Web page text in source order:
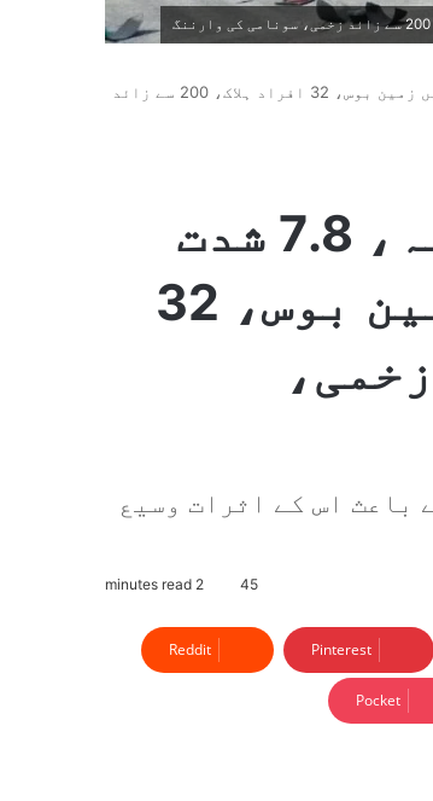
فلپائن میں تباہ کن زلزلہ، 7.8 شدت کے جھٹکوں سے عمارتیں زمین بوس، 32 افراد ہلاک، 200 سے زائد
فلپائن میں تباہ کن زلزلہ، 7.8 شدت
کے جھٹکوں سے عمارتیں زمین بوس، 32
زائد زخمی،
تھی، جس کے باعث اس کے اثرات وسیع
45
Pinterest
Reddit
Pocket